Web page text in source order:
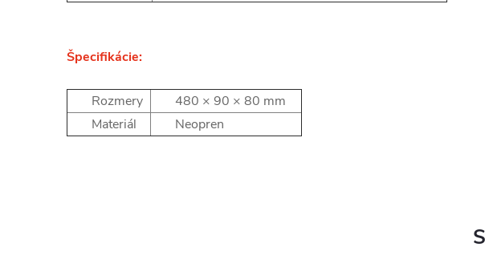
Špecifikácie:
Rozmery
480 × 90 × 80 mm
Materiál
Neopren